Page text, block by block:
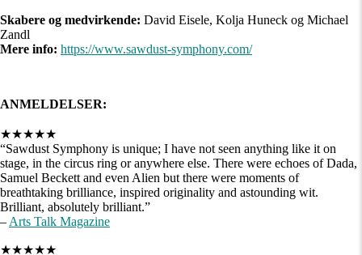
Skabere og medvirkende: David Eisele, Kolja Huneck og Michael
Zandl
Mere info: https://www.sawdust-symphony.com/
ANMELDELSER:
★★★★★
“Sawdust Symphony is unique; I have not seen anything like it on
stage, in the circus ring or anywhere else. There were echoes of Dada,
Samuel Beckett and even Alien but there were moments of
breathtaking brilliance, inspired originality and astounding wit.
Brilliant, absolutely brilliant.”
– Arts Talk Magazine
★★★★★